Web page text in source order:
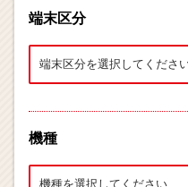
端末区分
機種